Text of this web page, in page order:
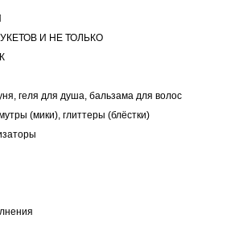
И НЕ ТОЛЬКО
геля для душа, бальзама для волос
(мики), глиттеры (блёстки)